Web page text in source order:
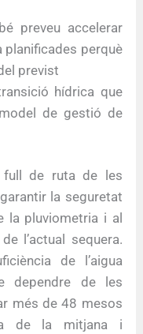
preveu accelerar
planificades perquè
previst
hídrica que
de gestió de
full de ruta de les
la seguretat
la pluviometria i al
l’actual sequera.
de l’aigua
dependre de les
més de 48 mesos
de la mitjana i